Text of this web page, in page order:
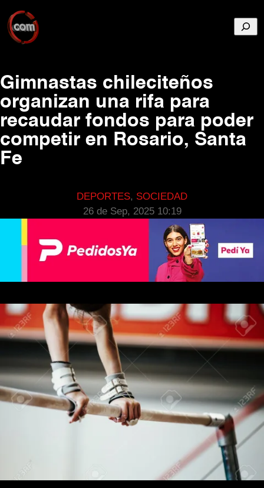
Gimnastas chileciteños
organizan una rifa para
recaudar fondos para poder
competir en Rosario, Santa
Fe
DEPORTES, SOCIEDAD
26 de Sep, 2025 10:19